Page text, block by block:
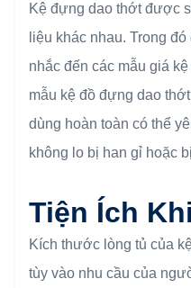
Kệ đựng dao thớt được
liệu khác nhau. Trong
nhắc đến các mẫu giá
mẫu kệ đồ đựng dao
dùng hoàn toàn có thể
không lo bị han gỉ hoặc
Tiện Ích
Kích thước lòng tủ của
tùy vào nhu cầu của